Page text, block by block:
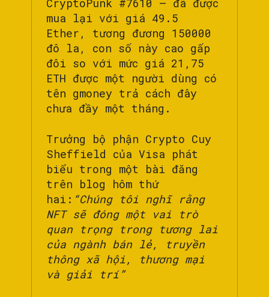
CryptoPunk #7610 – đã được
mua lại với giá 49.5
Ether, tương đương 150000
đô la, con số này cao gấp
đôi so với mức giá 21,75
ETH được một người dùng có
tên gmoney trả cách đây
chưa đầy một tháng.
Trưởng bộ phận Crypto Cuy
Sheffield của Visa phát
biểu trong một bài đăng
trên blog hôm thứ
hai: “Chúng tôi nghĩ rằng
NFT sẽ đóng một vai trò
quan trọng trong tương lai
của ngành bán lẻ, truyền
thông xã hội, thương mại
và giải trí”